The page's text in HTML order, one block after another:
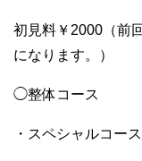
初見料￥2000（前
になります。）
◯整体コース
・スペシャルコー